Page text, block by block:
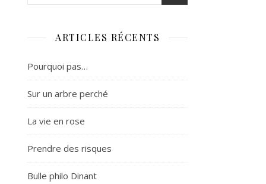
ARTICLES RÉCENTS
Pourquoi pas…
Sur un arbre perché
La vie en rose
Prendre des risques
Bulle philo Dinant